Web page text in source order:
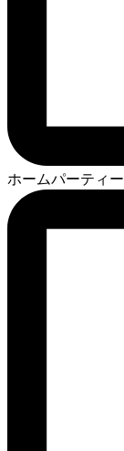
ホームパーティー